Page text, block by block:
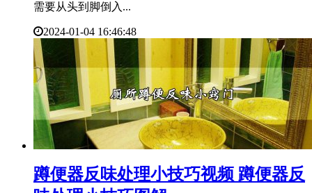
需要从头到脚倒入...
2024-01-04 16:46:48
​蹲便器反味处理小技巧视频 蹲便器反